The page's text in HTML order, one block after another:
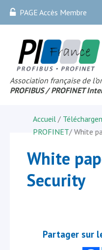
PAGE Accès Membre
Association française de
PROFIBUS / PROFINET
Accueil /
PROFINET/ White
White
Security
Partager sur